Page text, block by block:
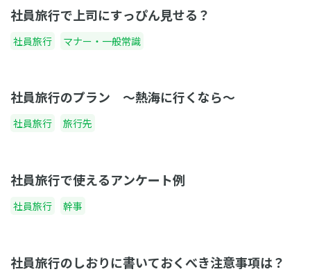
社員旅行で上司にすっぴん見せる？
社員旅行 マナー・一般常識
社員旅行のプラン 〜熱海に行くなら〜
社員旅行 旅行先
社員旅行で使えるアンケート例
社員旅行 幹事
社員旅行のしおりに書いておくべき注意事項は？